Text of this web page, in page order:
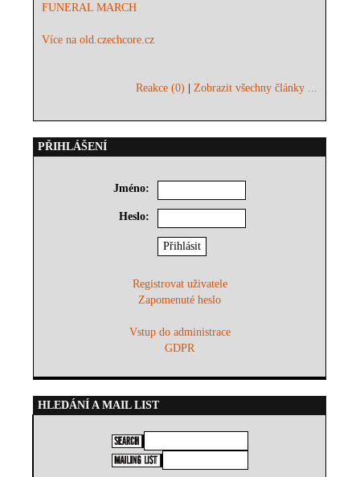
FUNERAL MARCH
Více na old.czechcore.cz
Reakce (0) |Zobrazit všechny články ...
PŘIHLÁŠENÍ
Jméno:
Heslo:
Registrovat uživatele
Zapomenuté heslo
Vstup do administrace
GDPR
HLEDÁNÍ A MAIL LIST